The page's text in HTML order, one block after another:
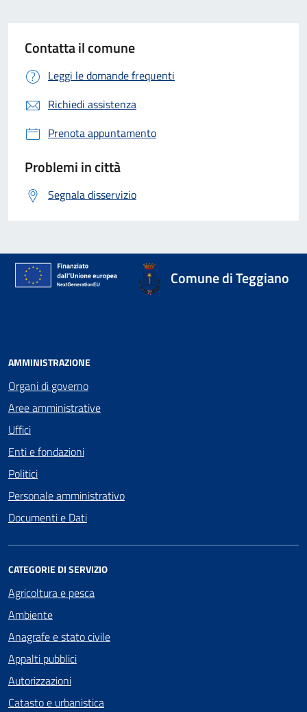
Contatta il comune
Leggi le domande frequenti
Richiedi assistenza
Prenota appuntamento
Problemi in città
Segnala disservizio
Comune di Teggiano
AMMINISTRAZIONE
Organi di governo
Aree amministrative
Uffici
Enti e fondazioni
Politici
Personale amministrativo
Documenti e Dati
CATEGORIE DI SERVIZIO
Agricoltura e pesca
Ambiente
Anagrafe e stato civile
Appalti pubblici
Autorizzazioni
Catasto e urbanistica